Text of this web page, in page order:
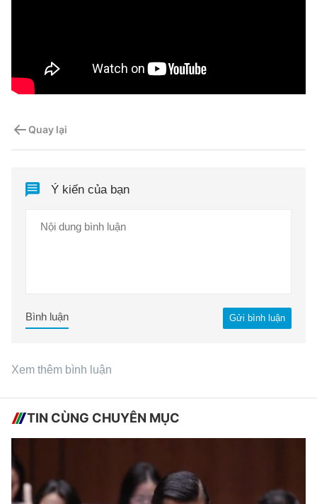
Quay lại
Ý kiến của bạn
Gửi bình luận
Bình luận
Xem thêm bình luận
TIN CÙNG CHUYÊN MỤC